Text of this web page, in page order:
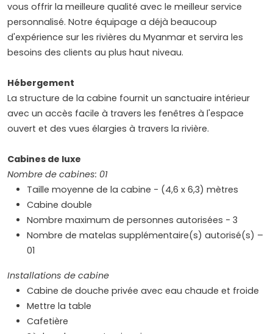
vous offrir la meilleure qualité avec le meilleur service
personnalisé. Notre équipage a déjà beaucoup
d'expérience sur les rivières du Myanmar et servira les
besoins des clients au plus haut niveau.
Hébergement
La structure de la cabine fournit un sanctuaire intérieur
avec un accès facile à travers les fenêtres à l'espace
ouvert et des vues élargies à travers la rivière.
Cabines de luxe
Nombre de cabines: 01
Taille moyenne de la cabine - (4,6 x 6,3) mètres
Cabine double
Nombre maximum de personnes autorisées - 3
Nombre de matelas supplémentaire(s) autorisé(s) –
01
Installations de cabine
Cabine de douche privée avec eau chaude et froide
Mettre la table
Cafetière